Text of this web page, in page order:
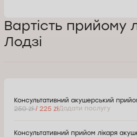
Вартість прийому
Лодзі
Консультативний акушерський
250 zł/ 225 złДодати послугу
Консультативний прийом лікаря